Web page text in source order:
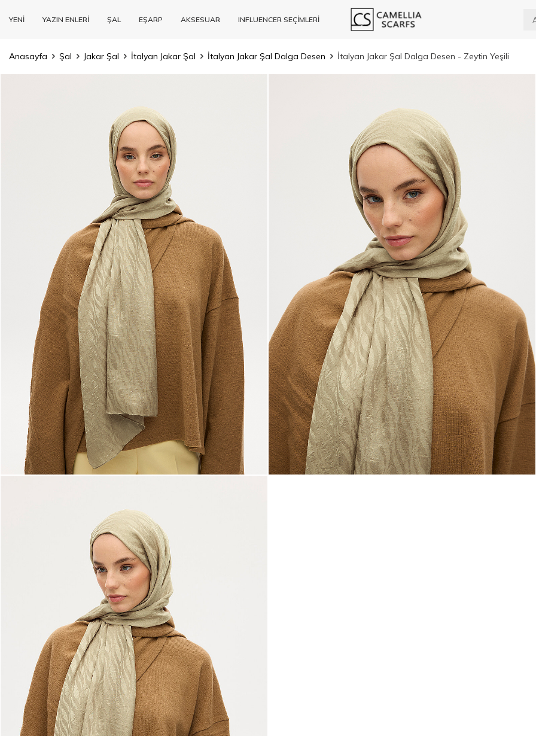
YENİ YAZIN ENLERİ ŞAL EŞARP AKSESUAR INFLUENCER SEÇİMLERİ
Anasayfa Şal Jakar Şal İtalyan Jakar Şal İtalyan Jakar Şal Dalga Desen İtalyan Jakar Şal Dalga Desen - Zeytin Yeşili